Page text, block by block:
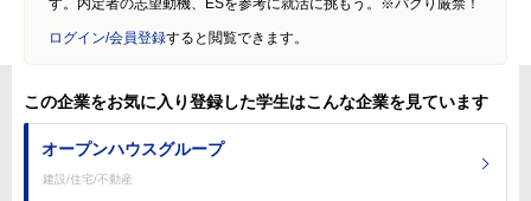
す。内定者の志望動機、ESを参考に就活に挑もう。※パクり厳禁！
ログイン/会員登録すると閲覧できます。
この企業をお気に入り登録した学生はこんな企業を見ています
オープンハウスグループ
建設/住宅/不動産